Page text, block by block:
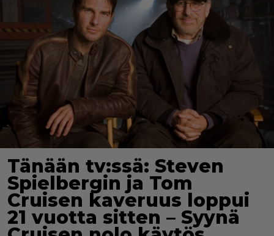
Tänään tv:ssä: Steven
Spielbergin ja Tom
Cruisen kaveruus loppui
21 vuotta sitten – Syynä